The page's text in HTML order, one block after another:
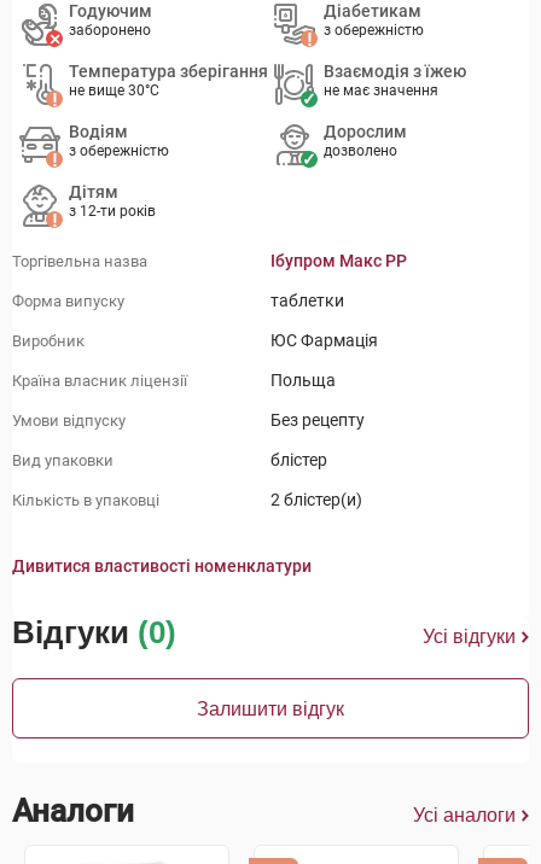
Годуючим
заборонено
Діабетикам
з обережністю
Температура зберігання
не вище 30°C
Взаємодія з їжею
не має значення
Водіям
з обережністю
Дорослим
дозволено
Дітям
з 12-ти років
Торгівельна назва Ібупром Макс РР
Форма випуску таблетки
Виробник ЮС Фармація
Країна власник ліцензії Польща
Умови відпуску Без рецепту
Вид упаковки блістер
Кількість в упаковці 2 блістер(и)
Дивитися властивості номенклатури
Відгуки (0) Усі відгуки
Залишити відгук
Аналоги Усі аналоги